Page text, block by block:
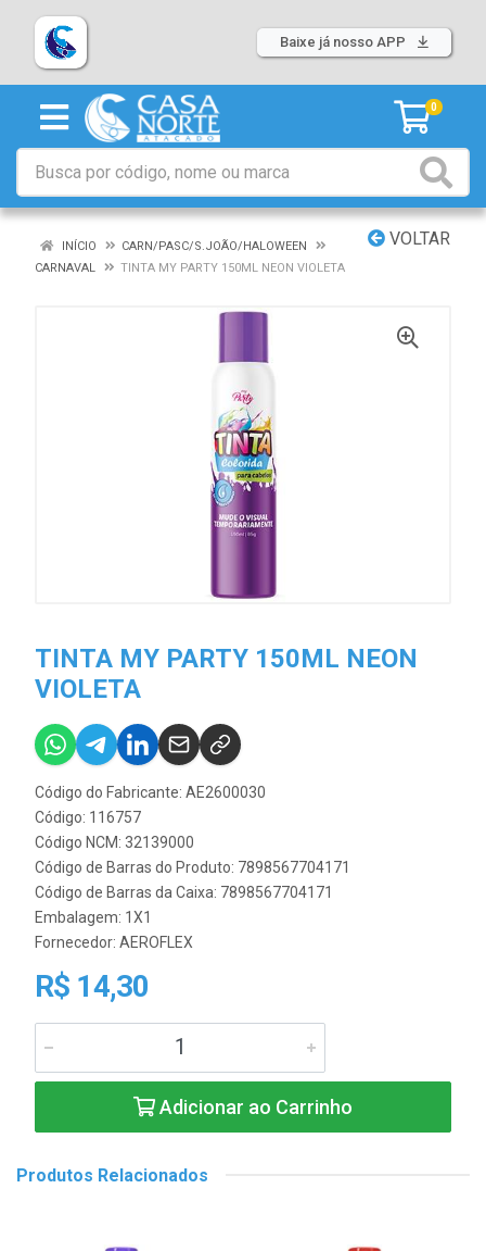
Baixe já nosso APP
0
VOLTAR
INÍCIO
CARN/PASC/S.JOÃO/HALOWEEN
CARNAVAL
TINTA MY PARTY 150ML NEON VIOLETA
TINTA MY PARTY 150ML NEON
VIOLETA
Código do Fabricante: AE2600030
Código: 116757
Código NCM: 32139000
Código de Barras do Produto: 7898567704171
Código de Barras da Caixa: 7898567704171
Embalagem: 1X1
Fornecedor: AEROFLEX
R$ 14,30
Adicionar ao Carrinho
Produtos Relacionados